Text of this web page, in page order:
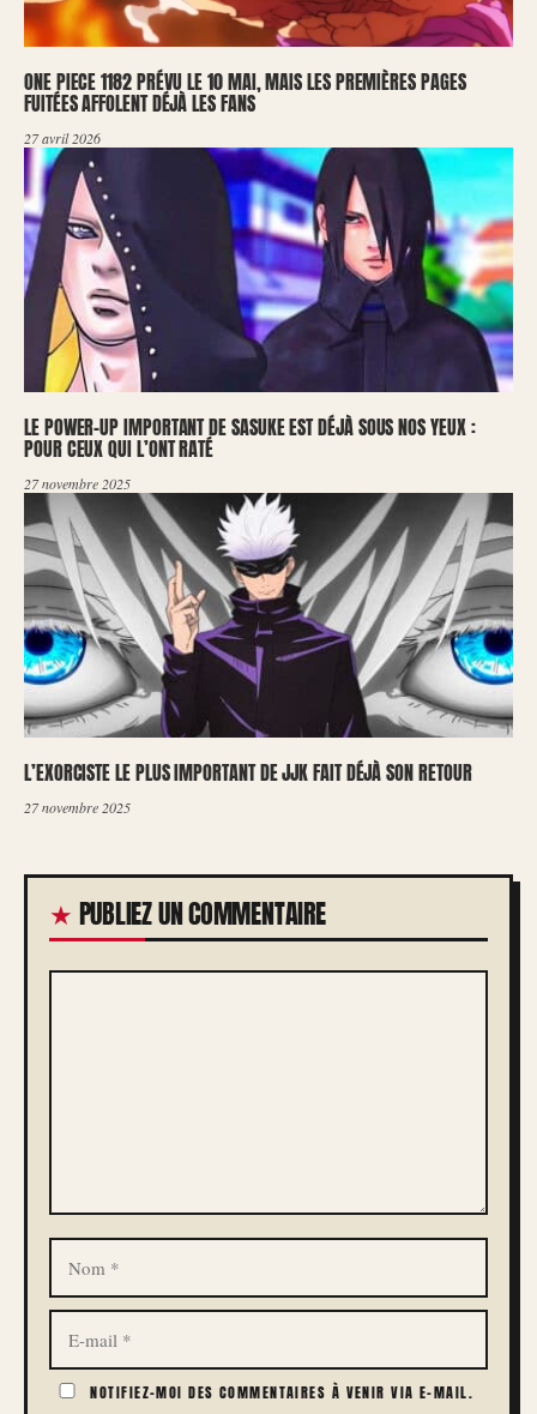
ONE PIECE 1182 PRÉVU LE 10 MAI, MAIS LES PREMIÈRES PAGES
FUITÉES AFFOLENT DÉJÀ LES FANS
27 avril 2026
LE POWER-UP IMPORTANT DE SASUKE EST DÉJÀ SOUS NOS YEUX :
POUR CEUX QUI L’ONT RATÉ
27 novembre 2025
L’EXORCISTE LE PLUS IMPORTANT DE JJK FAIT DÉJÀ SON RETOUR
27 novembre 2025
PUBLIEZ UN COMMENTAIRE
COMMENTAIRE
NOM
E-
MAIL
NOTIFIEZ-MOI DES COMMENTAIRES À VENIR VIA E-MAIL.